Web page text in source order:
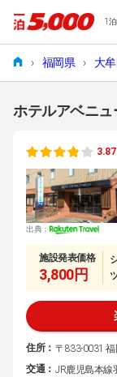
1
› 福岡県 › 大
ホテルアベニュ
3.87
出典：
施設発表価格
3,800円
住所： 〒833-0031
交通： JR鹿児島本線